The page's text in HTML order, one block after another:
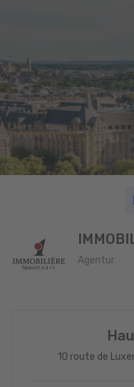
Agentur
10 route de